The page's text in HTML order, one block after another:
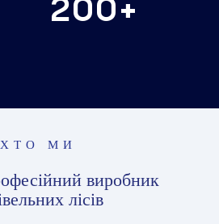
200+
ХТО МИ
виробник
лісів